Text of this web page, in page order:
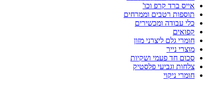
אייס ברד קרפ וכו'
תוספות רטבים וממרחים
כלי עבודה ומכשירים
קפואים
חומרי גלם ליצרני מזון
מוצרי נייר
סכום חד פעמי ושקיות
צלחות וגביעי פלסטיק
חומרי ניקוי